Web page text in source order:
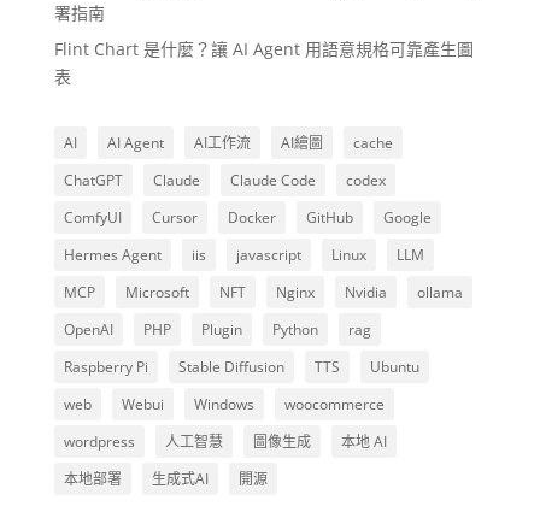
署指南
Flint Chart 是什麼？讓 AI Agent 用語意規格可靠產生圖
表
AI AI Agent AI工作流 AI繪圖
cache
ChatGPT
Claude Claude Code
codex
ComfyUI
Cursor Docker GitHub
Google
Hermes Agent
iis javascript Linux
LLM
MCP
Microsoft NFT Nginx Nvidia
ollama
OpenAI
PHP Plugin Python
rag
Raspberry Pi
Stable Diffusion TTS
Ubuntu
web
Webui Windows
woocommerce
wordpress
人工智慧 圖像生成
本地 AI
本地部署
生成式AI 開源